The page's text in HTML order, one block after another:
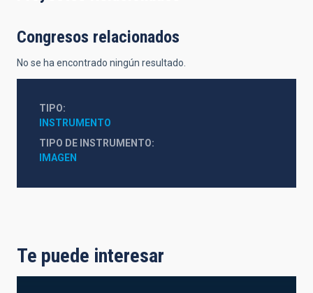
Congresos relacionados
No se ha encontrado ningún resultado.
TIPO
INSTRUMENTO
TIPO DE INSTRUMENTO
IMAGEN
Te puede interesar